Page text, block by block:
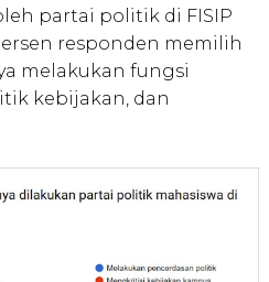
partai politik di FISIP
responden memilih
melakukan fungsi
kebijakan, dan